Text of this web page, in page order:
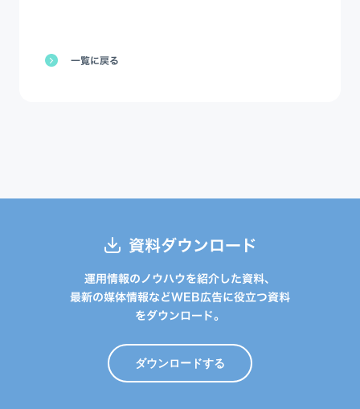
一覧に戻る
資料ダウンロード
運用情報のノウハウを紹介した資料、
最新の媒体情報などWEB広告に役立つ資料
をダウンロード。
ダウンロードする